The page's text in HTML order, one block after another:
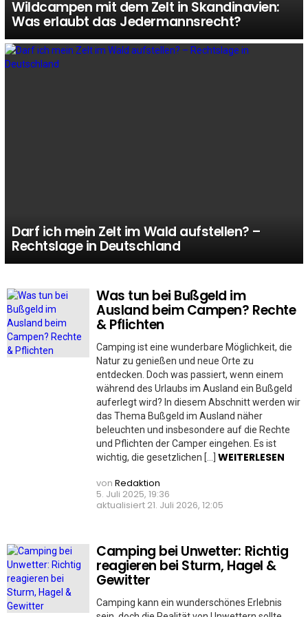
Wildcampen mit dem Zelt in Skandinavien:
Was erlaubt das Jedermannsrecht?
Darf ich mein Zelt im Wald aufstellen? –
Rechtslage in Deutschland
MORE
STORIES
Was tun bei Bußgeld im
Ausland beim Campen? Rechte
& Pflichten
Camping ist eine wunderbare Möglichkeit, die
Natur zu genießen und neue Orte zu
entdecken. Doch was passiert, wenn einem
während des Urlaubs im Ausland ein Bußgeld
auferlegt wird? In diesem Abschnitt werden wir
das Thema Bußgeld im Ausland näher
beleuchten und insbesondere auf die Rechte
und Pflichten der Camper eingehen. Es ist
wichtig, die gesetzlichen […] WEITERLESEN
von Redaktion
5. Juli 2025, 19:36
aktualisiert 21. Juli 2026, 12:05
Camping bei Unwetter: Richtig
reagieren bei Sturm, Hagel &
Gewitter
Camping kann ein wunderschönes Erlebnis